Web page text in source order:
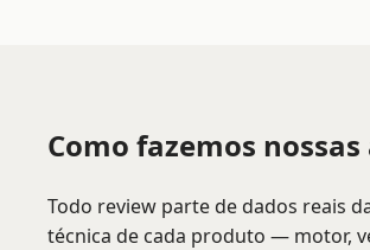
Como fazemos
Todo review parte de dados reais
técnica de cada produto — motor,